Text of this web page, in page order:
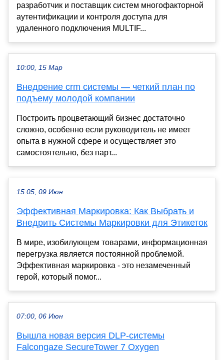
разработчик и поставщик систем многофакторной
аутентификации и контроля доступа для
удаленного подключения MULTIF...
10:00, 15 Мар
Внедрение crm системы — четкий план по
подъему молодой компании
Построить процветающий бизнес достаточно
сложно, особенно если руководитель не имеет
опыта в нужной сфере и осуществляет это
самостоятельно, без парт...
15:05, 09 Июн
Эффективная Маркировка: Как Выбрать и
Внедрить Системы Маркировки для Этикеток
В мире, изобилующем товарами, информационная
перегрузка является постоянной проблемой.
Эффективная маркировка - это незамеченный
герой, который помог...
07:00, 06 Июн
Вышла новая версия DLP-системы
Falcongaze SecureTower 7 Oxygen